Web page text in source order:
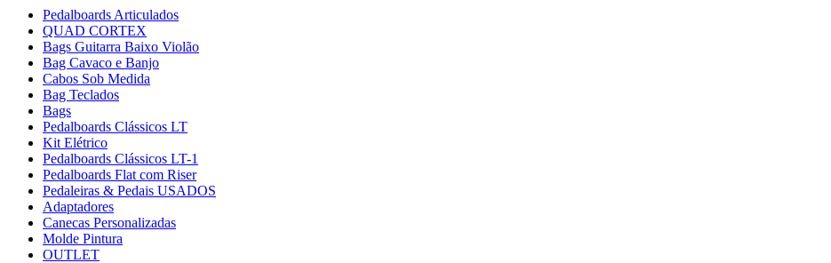
Pedalboards Articulados
QUAD CORTEX
Bags Guitarra Baixo Violão
Bag Cavaco e Banjo
Cabos Sob Medida
Bag Teclados
Bags
Pedalboards Clássicos LT
Kit Elétrico
Pedalboards Clássicos LT-1
Pedalboards Flat com Riser
Pedaleiras & Pedais USADOS
Adaptadores
Canecas Personalizadas
Molde Pintura
OUTLET